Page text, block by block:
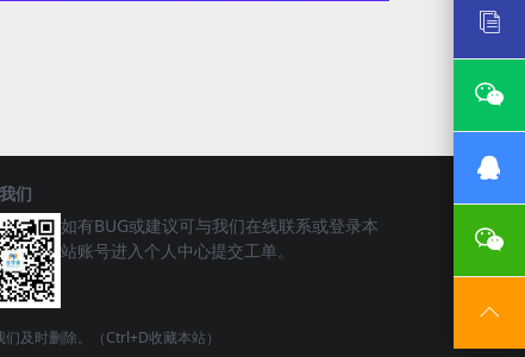
们
如有BUG或建议可与我们在线联系或登录本
站账号进入个人中心提交工单。
及时删除。（Ctrl+D收藏本站）